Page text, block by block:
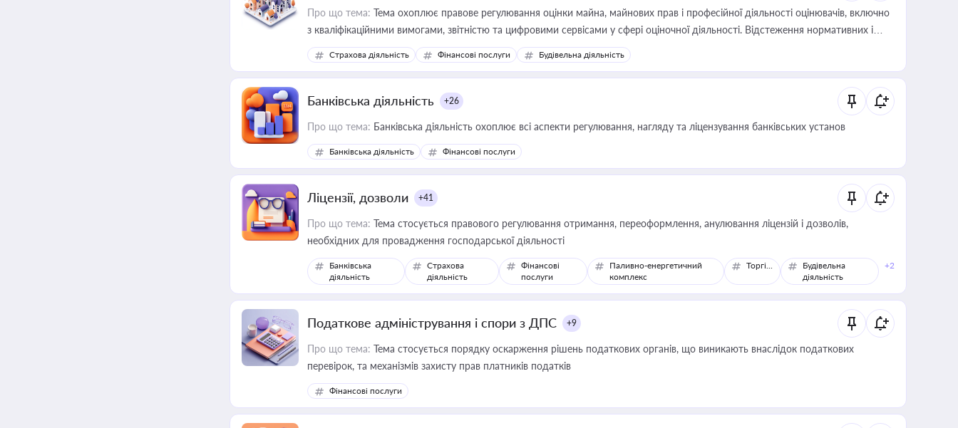
Про що тема: Тема охоплює правове регулювання оцінки майна, майнових прав і професійної діяльності оцінювачів, включно
з кваліфікаційними вимогами, звітністю та цифровими сервісами у сфері оціночної діяльності. Відстеження нормативних і
медійних змін у цій сфері корисне для власника бізнесу, керівника, юриста або бухгалтера під час оподаткування,
приватизації, оренди державного майна, корпоративних угод і перевірки статусу суб'єктів оціночної діяльності
Страхова діяльність Фінансові послуги Будівельна діяльність
Банківська діяльність +26
Про що тема: Банківська діяльність охоплює всі аспекти регулювання, нагляду та ліцензування банківських установ
Банківська діяльність Фінансові послуги
Ліцензії, дозволи +41
Про що тема: Тема стосується правового регулювання отримання, переоформлення, анулювання ліцензій і дозволів,
необхідних для провадження господарської діяльності
Банківська
діяльність
Страхова
діяльність
Фінансові
послуги
Паливно-енергетичний
комплекс
Торгівля
Будівельна
діяльність
+2
Податкове адміністрування і спори з ДПС +9
Про що тема: Тема стосується порядку оскарження рішень податкових органів, що виникають внаслідок податкових
перевірок, та механізмів захисту прав платників податків
Фінансові послуги